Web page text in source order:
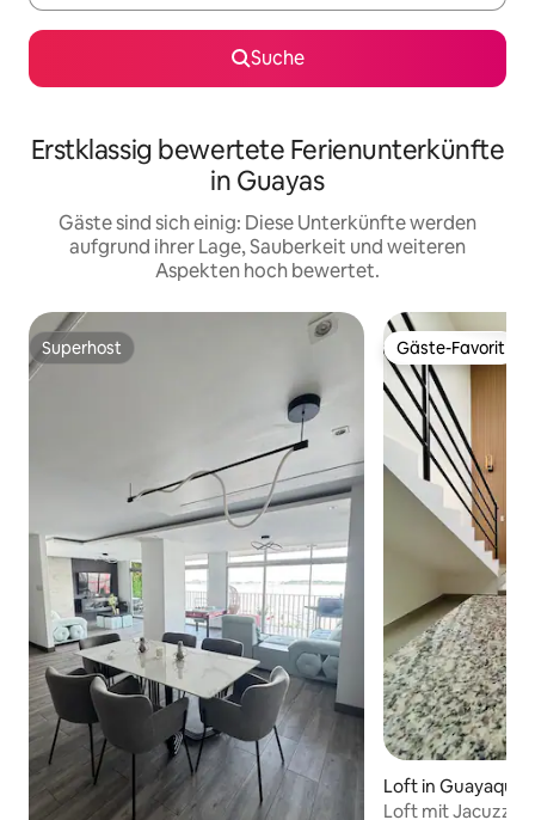
Suche
Erstklassig bewertete Ferienunterkünfte
in Guayas
Gäste sind sich einig: Diese Unterkünfte werden
aufgrund ihrer Lage, Sauberkeit und weiteren
Aspekten hoch bewertet.
Superhost
Superhost Gäste-Favorit
Gäste-Favorit
Loft in Guayaquil
Loft mit Jacuzzi-